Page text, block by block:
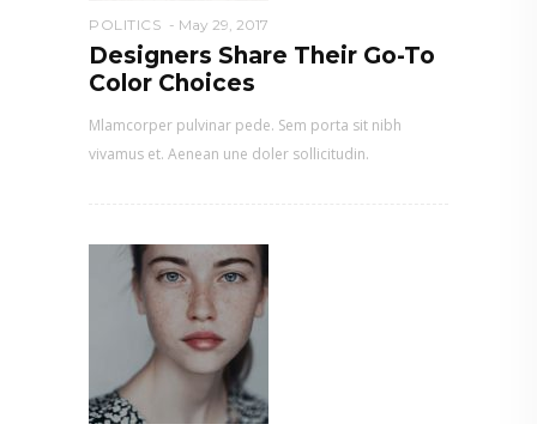
POLITICS May 29, 2017
Designers Share Their Go-To
Color Choices
Mlamcorper pulvinar pede. Sem porta sit nibh
vivamus et. Aenean une doler sollicitudin.